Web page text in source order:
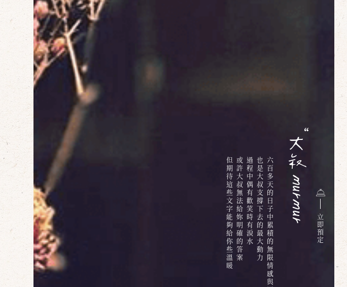
六百多天的日子中累積的無限情感與回憶
也是大叔支撐下去的最大動力
過程中偶有歡笑時有淚水
或許大叔無法給妳明確的答案
但期待這些文字能夠給你些溫暖 立
即
預
定
取消